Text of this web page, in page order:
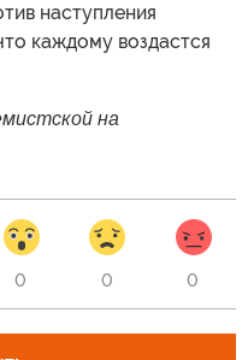
наступления
каждому воздастся
на
0 0 0